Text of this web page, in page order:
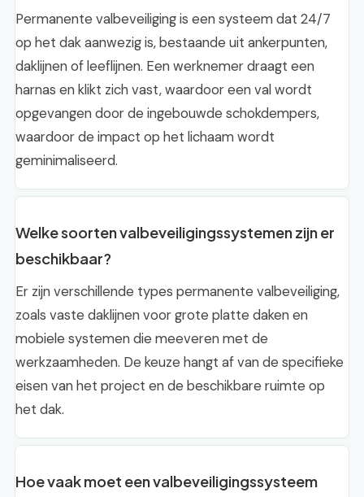
Permanente valbeveiliging is een systeem dat 24/7
op het dak aanwezig is, bestaande uit ankerpunten,
daklijnen of leeflijnen. Een werknemer draagt een
harnas en klikt zich vast, waardoor een val wordt
opgevangen door de ingebouwde schokdempers,
waardoor de impact op het lichaam wordt
geminimaliseerd.
Welke soorten valbeveiligingssystemen zijn er
beschikbaar?
Er zijn verschillende types permanente valbeveiliging,
zoals vaste daklijnen voor grote platte daken en
mobiele systemen die meeveren met de
werkzaamheden. De keuze hangt af van de specifieke
eisen van het project en de beschikbare ruimte op
het dak.
Hoe vaak moet een valbeveiligingssysteem